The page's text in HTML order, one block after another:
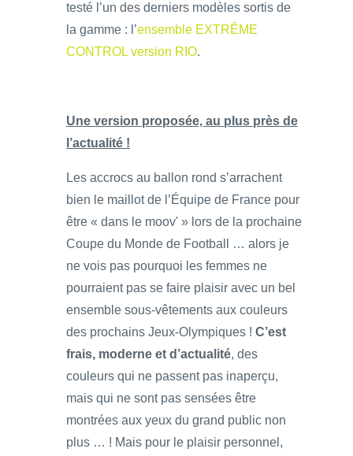
testé l’un des derniers modèles sortis de
la gamme : l’ensemble EXTRÊME
CONTROL version RIO.
Une version proposée, au plus près de
l’actualité !
Les accrocs au ballon rond s’arrachent
bien le maillot de l’Équipe de France pour
être « dans le moov' » lors de la prochaine
Coupe du Monde de Football … alors je
ne vois pas pourquoi les femmes ne
pourraient pas se faire plaisir avec un bel
ensemble sous-vêtements aux couleurs
des prochains Jeux-Olympiques ! C’est
frais, moderne et d’actualité, des
couleurs qui ne passent pas inaperçu,
mais qui ne sont pas sensées être
montrées aux yeux du grand public non
plus … ! Mais pour le plaisir personnel,